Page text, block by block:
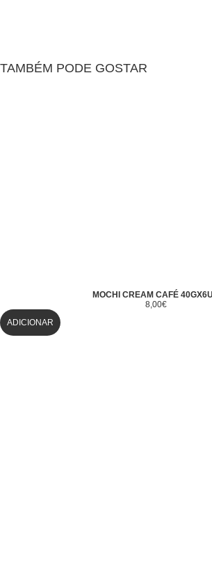
TAMBÉM PODE GOSTAR
MOCHI CREAM CAFÉ
8,00€
ADICIONAR